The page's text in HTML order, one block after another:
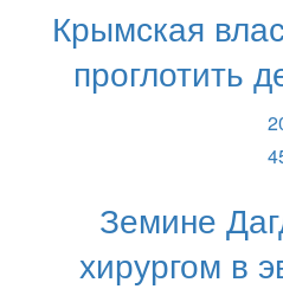
Крымская
проглотить
Земине
хирургом в